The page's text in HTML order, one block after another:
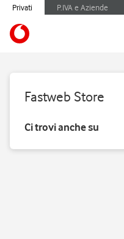
Privati P.IVA e Aziende
Fastweb Store
Ci trovi anche su